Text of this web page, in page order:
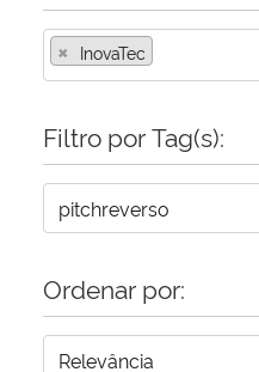
× InovaTec
Filtro por Tag(s):
Ordenar por: